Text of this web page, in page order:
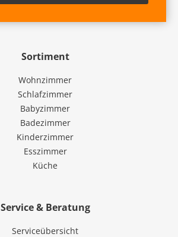
Sortiment
Wohnzimmer
Schlafzimmer
Babyzimmer
Badezimmer
Kinderzimmer
Esszimmer
Küche
Service & Beratung
Serviceübersicht